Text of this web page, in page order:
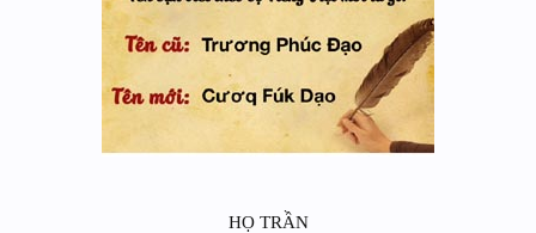
HỌ TRẦN